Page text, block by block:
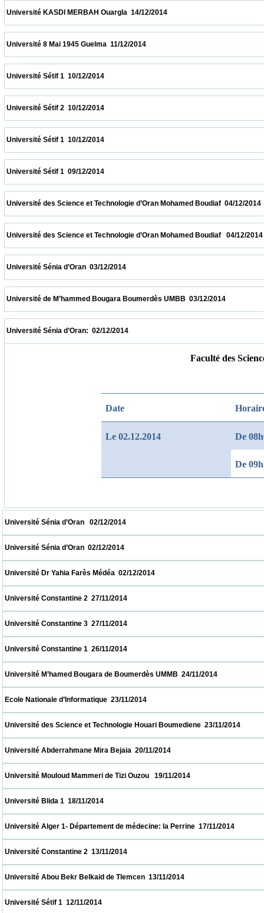
Université KASDI MERBAH Ouargla  14/12/2014
Université 8 Mai 1945 Guelma  11/12/2014
Université Sétif 1  10/12/2014
Université Sétif 2  10/12/2014
Université Sétif 1  10/12/2014
Université Sétif 1  09/12/2014
Université des Science et Technologie d’Oran Mohamed Boudiaf
Université des Science et Technologie d’Oran Mohamed Boudiaf
Université Sénia d’Oran  03/12/2014
Université de M’hammed Bougara Boumerdès UMBB  03/12/
Université Sénia d’Oran:  02/12/2014
Faculté des
Date
Le 02.12.2014 De
De
Université Sénia d’Oran   02/12/2014
Université Sénia d’Oran  02/12/2014
Université Dr Yahia Farès Médéa  02/12/2014
Université Constantine 2  27/11/2014
Université Constantine 3  27/11/2014
Université Constantine 1  26/11/2014
Université M’hamed Bougara de Boumerdès UMMB  24/11/
Ecole Nationale d’Informatique  23/11/2014
Université des Science et Technologie Houari Boumediene  23/
Université Abderrahmane Mira Bejaia  20/11/2014
Université Mouloud Mammeri de Tizi Ouzou   19/11/2014
Université Blida 1  18/11/2014
Université Alger 1- Département de médecine: la Perrine  17/
Université Constantine 2  13/11/2014
Université Abou Bekr Belkaid de Tlemcen  13/11/2014
Université Sétif 1  12/11/2014